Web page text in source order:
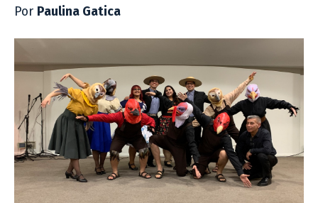
Por Paulina Gatica